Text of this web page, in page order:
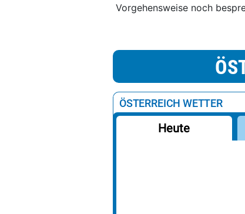
Vorgehensweise noch
ÖSTERREICH WETTER
Heute